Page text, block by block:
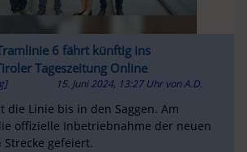
6 fährt künftig ins
Tageszeitung Online
15. Juni 2024, 13:27 Uhr vonA.D.
die Linie bis in den Saggen. Am
offizielle Inbetriebnahme der neuen
gefeiert.